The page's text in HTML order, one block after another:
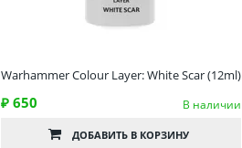
Warhammer Colour Layer: White Scar (12ml)
₽ 650 В наличии
ДОБАВИТЬ В КОРЗИНУ